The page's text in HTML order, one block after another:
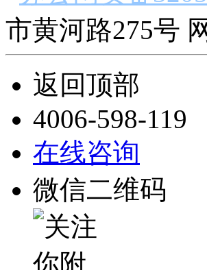
市黄河路275号
返回顶部
4006-598-119
在线咨询
微信二维码